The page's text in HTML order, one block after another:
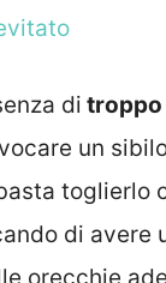
di troppo
un
toglierlo
di avere